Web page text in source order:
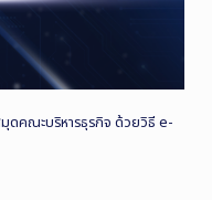
ดคณะบริหารธุรกิจ ด้วยวิธี e-